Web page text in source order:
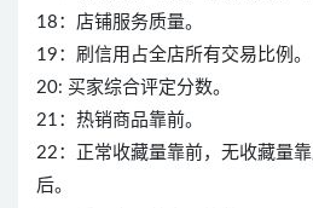
18：店铺服务质量。
19：刷信用占全店所有交易比例。
20: 买家综合评定分数。
21：热销商品靠前。
22：正常收藏量靠前，无收藏量
后。